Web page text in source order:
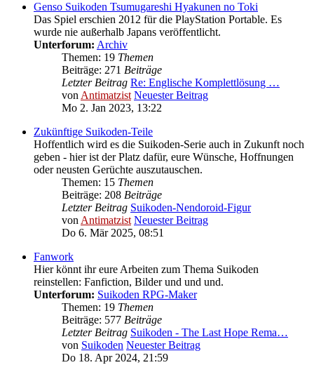
Genso Suikoden Tsumugareshi Hyakunen no Toki
Das Spiel erschien 2012 für die PlayStation Portable. Es
wurde nie außerhalb Japans veröffentlicht.
Unterforum: Archiv
Themen: 19 Themen
Beiträge: 271 Beiträge
Letzter Beitrag Re: Englische Komplettlösung …
vonAntimatzist Neuester Beitrag
Mo 2. Jan 2023, 13:22
Zukünftige Suikoden-Teile
Hoffentlich wird es die Suikoden-Serie auch in Zukunft noch
geben - hier ist der Platz dafür, eure Wünsche, Hoffnungen
oder neusten Gerüchte auszutauschen.
Themen: 15 Themen
Beiträge: 208 Beiträge
Letzter Beitrag Suikoden-Nendoroid-Figur
vonAntimatzist Neuester Beitrag
Do 6. Mär 2025, 08:51
Fanwork
Hier könnt ihr eure Arbeiten zum Thema Suikoden
reinstellen: Fanfiction, Bilder und und und.
Unterforum: Suikoden RPG-Maker
Themen: 19 Themen
Beiträge: 577 Beiträge
Letzter Beitrag Suikoden - The Last Hope Rema…
von Suikoden Neuester Beitrag
Do 18. Apr 2024, 21:59